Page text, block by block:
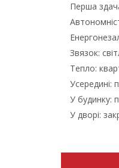
Перша
Звязок:
Тепло:
Усередині:
У будинку:
У дворі: